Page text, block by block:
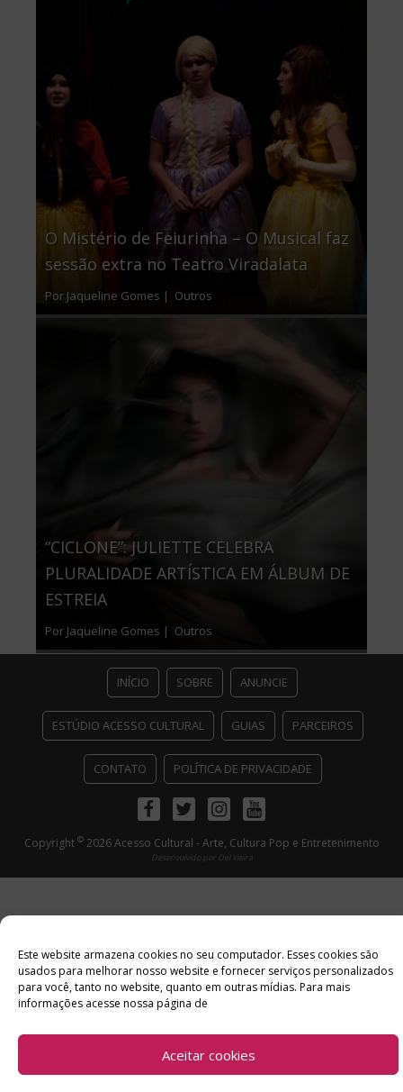
Este website armazena cookies no seu computador. Esses cookies são
usados ​​para melhorar nosso website e fornecer serviços personalizados
para você, tanto no website, quanto em outras mídias. Para mais
informações acesse nossa página de
Aceitar cookies
O Mistério de Feiurinha – O Musical faz
sessão extra no Teatro Viradalata
Por Jaqueline Gomes | Outros
“CICLONE”: JULIETTE CELEBRA
PLURALIDADE ARTÍSTICA EM ÁLBUM DE
ESTREIA
Por Jaqueline Gomes | Outros
INÍCIO SOBRE ANUNCIE
ESTÚDIO ACESSO CULTURAL GUIAS PARCEIROS
CONTATO POLÍTICA DE PRIVACIDADE
FacebookTwitterInstagramYoutube
Copyright ©2026 Acesso Cultural - Arte, Cultura Pop e Entretenimento
Desenvolvido por Del Vieira